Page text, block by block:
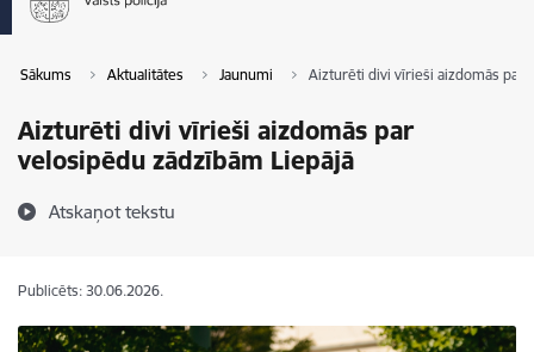
Sākums Aktualitātes Jaunumi Aizturēti divi vīrieši aizdomās par
Aizturēti divi vīrieši aizdomās par
velosipēdu zādzībām Liepājā
Atskaņot tekstu
Publicēts: 30.06.2026.